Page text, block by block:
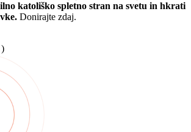
katoliško spletno stran na svetu in hkrati
Donirajte zdaj.